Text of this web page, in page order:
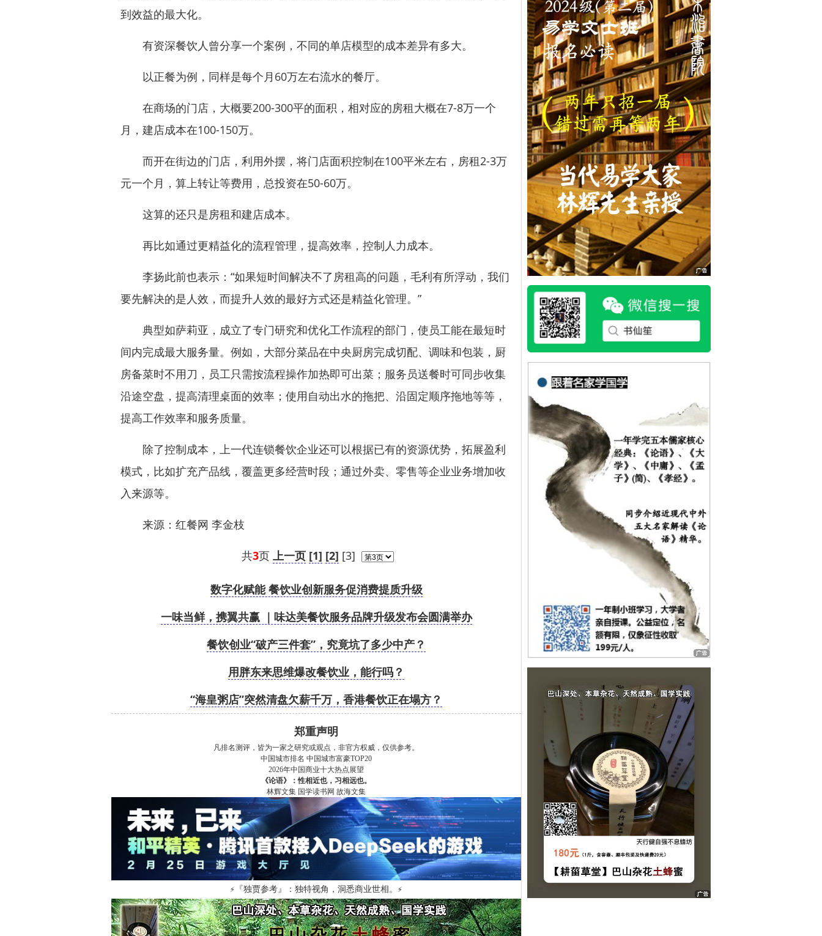
到效益的最大化。
有资深餐饮人曾分享一个案例，不同的单店模型的成本差异有多大。
以正餐为例，同样是每个月60万左右流水的餐厅。
在商场的门店，大概要200-300平的面积，相对应的房租大概在7-8万一个
月，建店成本在100-150万。
而开在街边的门店，利用外摆，将门店面积控制在100平米左右，房租2-3万
元一个月，算上转让等费用，总投资在50-60万。
这算的还只是房租和建店成本。
再比如通过更精益化的流程管理，提高效率，控制人力成本。
李扬此前也表示：“如果短时间解决不了房租高的问题，毛利有所浮动，我们
要先解决的是人效，而提升人效的最好方式还是精益化管理。”
典型如萨莉亚，成立了专门研究和优化工作流程的部门，使员工能在最短时
间内完成最大服务量。例如，大部分菜品在中央厨房完成切配、调味和包装，厨
房备菜时不用刀，员工只需按流程操作加热即可出菜；服务员送餐时可同步收集
沿途空盘，提高清理桌面的效率；使用自动出水的拖把、沿固定顺序拖地等等，
提高工作效率和服务质量。
除了控制成本，上一代连锁餐饮企业还可以根据已有的资源优势，拓展盈利
模式，比如扩充产品线，覆盖更多经营时段；通过外卖、零售等企业业务增加收
入来源等。
来源：红餐网 李金枝
共3页 上一页 [1] [2] [3]
数字化赋能 餐饮业创新服务促消费提质升级
一味当鲜，携翼共赢 ｜味达美餐饮服务品牌升级发布会圆满举办
餐饮创业“破产三件套”，究竟坑了多少中产？
用胖东来思维爆改餐饮业，能行吗？
“海皇粥店”突然清盘欠薪千万，香港餐饮正在塌方？
郑重声明
凡排名测评，皆为一家之研究或观点，非官方权威，仅供参考。
中国城市排名 中国城市富豪TOP20
2026年中国商业十大热点展望
《论语》：性相近也，习相远也。
林辉文集 国学读书网 故海文集
⚡ 『独贾参考』：独特视角，洞悉商业世相。 ⚡